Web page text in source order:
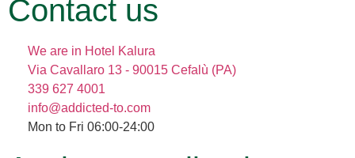
Contact us
We are in Hotel Kalura
Via Cavallaro 13 - 90015 Cefalù (PA)
339 627 4001
info@addicted-to.com
Mon to Fri 06:00-24:00